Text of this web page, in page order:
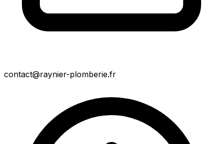
contact@raynier-plomberie.fr